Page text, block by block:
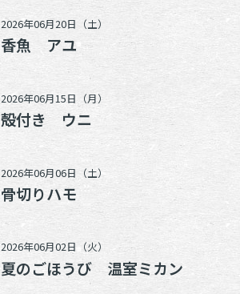
2026年06月20日（土）
香魚 アユ
2026年06月15日（月）
殻付き ウニ
2026年06月06日（土）
骨切りハモ
2026年06月02日（火）
夏のごほうび 温室ミカン